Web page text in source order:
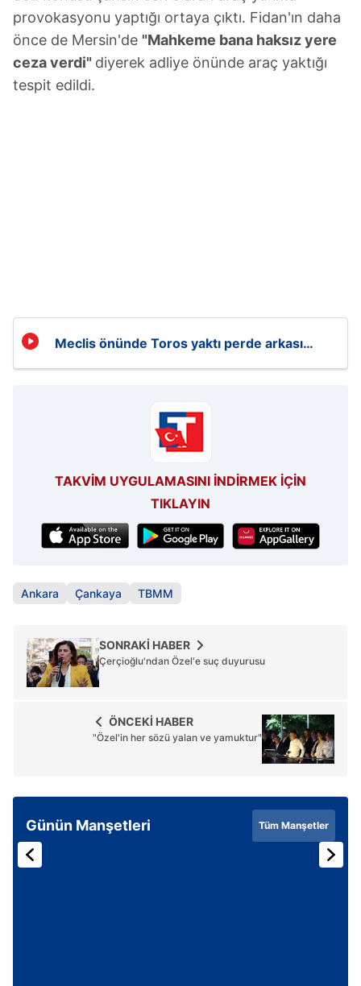
provokasyonu yaptığı ortaya çıktı. Fidan'ın daha
önce de Mersin'de "Mahkeme bana haksız yere
ceza verdi" diyerek adliye önünde araç yaktığı
tespit edildi.
Meclis önünde Toros yaktı perde arkası
TAKVİM UYGULAMASINI İNDİRMEK İÇİN
TIKLAYIN
Ankara Çankaya TBMM
SONRAKİ HABER
Çerçioğlu'ndan Özel'e suç duyurusu
ÖNCEKİ HABER
"Özel'in her sözü yalan ve yamuktur"
Günün Manşetleri Tüm Manşetler